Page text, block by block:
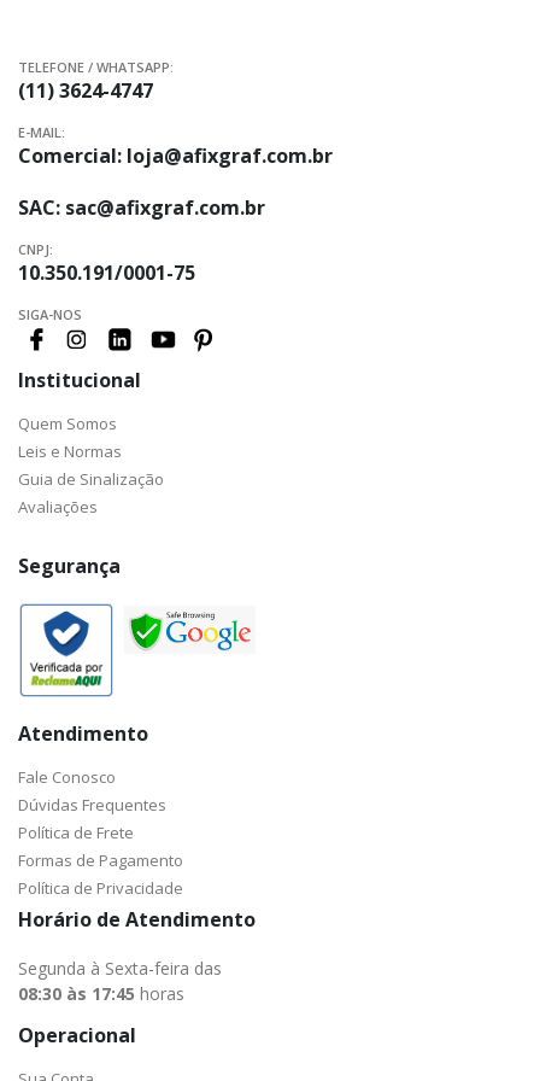
TELEFONE / WHATSAPP:
(11) 3624-4747
E-MAIL:
Comercial: loja@afixgraf.com.br
SAC: sac@afixgraf.com.br
CNPJ:
10.350.191/0001-75
SIGA-NOS
Institucional
Quem Somos
Leis e Normas
Guia de Sinalização
Avaliações
Segurança
Atendimento
Fale Conosco
Dúvidas Frequentes
Política de Frete
Formas de Pagamento
Política de Privacidade
Horário de Atendimento
Segunda à Sexta-feira das
08:30 às 17:45 horas
Operacional